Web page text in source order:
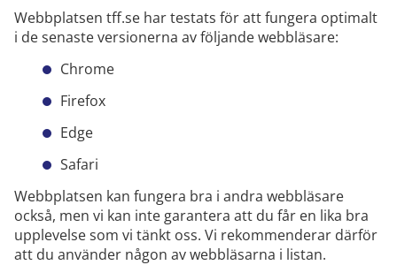
Webbplatsen tff.se har testats för att fungera optimalt
i de senaste versionerna av följande webbläsare:
Chrome
Firefox
Edge
Safari
Webbplatsen kan fungera bra i andra webbläsare
också, men vi kan inte garantera att du får en lika bra
upplevelse som vi tänkt oss. Vi rekommenderar därför
att du använder någon av webbläsarna i listan.